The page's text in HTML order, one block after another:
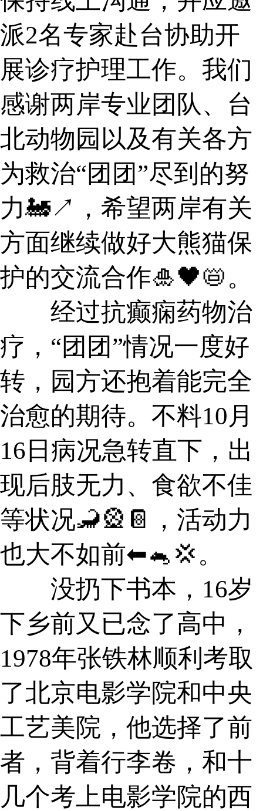
派2名专家赴台协助开
展诊疗护理工作。我们
感谢两岸专业团队、台
北动物园以及有关各方
为救治“团团”尽到的努
力🚂↗，希望两岸有关
方面继续做好大熊猫保
护的交流合作🎍🖤📛。
经过抗癫痫药物治
疗，“团团”情况一度好
转，园方还抱着能完全
治愈的期待。不料10月
16日病况急转直下，出
现后肢无力、食欲不佳
等状况🦂🎡📔，活动力
也大不如前⬅🐁💢。
没扔下书本，16岁
下乡前又已念了高中，
1978年张铁林顺利考取
了北京电影学院和中央
工艺美院，他选择了前
者，背着行李卷，和十
几个考上电影学院的西